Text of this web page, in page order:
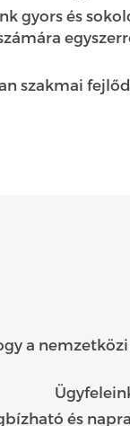
gyors és
szakmai
a
és